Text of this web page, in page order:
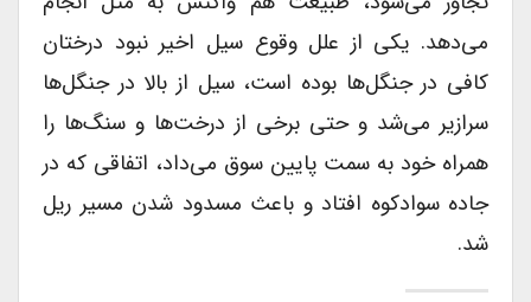
می‌دهد. یکی از علل وقوع سیل اخیر نبود درختان
کافی در جنگل‌ها بوده است، سیل از بالا در جنگل‌ها
سرازیر می‌شد و حتی برخی از درخت‌ها و سنگ‌ها را
همراه خود به سمت پایین سوق می‌داد، اتفاقی که در
جاده سواد‌کوه افتاد و باعث مسدود شدن مسیر ریل
شد.